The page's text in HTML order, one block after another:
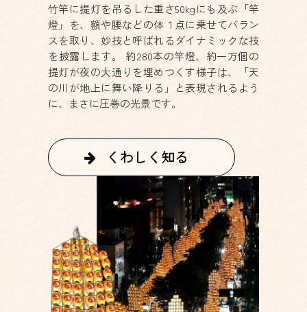
竹竿に提灯を吊るした重さ50kgにも及ぶ「竿
燈」を、額や腰などの体１点に乗せてバラン
スを取り、妙技と呼ばれるダイナミックな技
を披露します。 約280本の竿燈、約一万個の
提灯が夜の大通りを埋めつくす様子は、「天
の川が地上に舞い降りる」と表現されるよう
に、まさに圧巻の光景です。
くわしく知る